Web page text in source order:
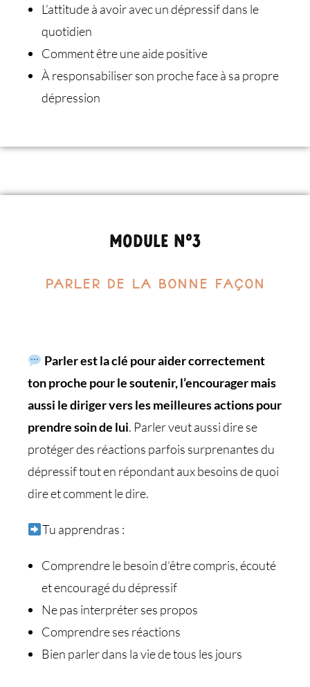
L’attitude à avoir avec un dépressif dans le
quotidien
Comment être une aide positive
À responsabiliser son proche face à sa propre
dépression
Module n°3
Parler de la bonne façon
Parler est la clé pour aider correctement
ton proche pour le soutenir, l’encourager mais
aussi le diriger vers les meilleures actions pour
prendre soin de lui. Parler veut aussi dire se
protéger des réactions parfois surprenantes du
dépressif tout en répondant aux besoins de quoi
dire et comment le dire.
Tu apprendras :
Comprendre le besoin d’être compris, écouté
et encouragé du dépressif
Ne pas interpréter ses propos
Comprendre ses réactions
Bien parler dans la vie de tous les jours